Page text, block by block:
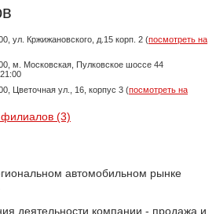
ул. Кржижановского, д.15 корп. 2 (посмотреть на
м. Московская, Пулковское шоссе 44
Цветочная ул., 16, корпус 3 (посмотреть на
(3)
автомобильном рынке
деятельности компании - продажа и